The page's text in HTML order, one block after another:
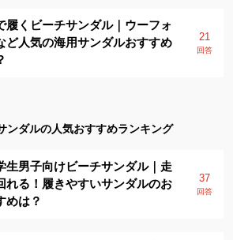
履くビーチサンダル｜ウーフォ
ど人気の海用サンダルおすすめ
21
回答
ンダルの人気おすすめランキング
生男子向けビーチサンダル｜走
れる！履きやすいサンダルのお
めは？
37
回答